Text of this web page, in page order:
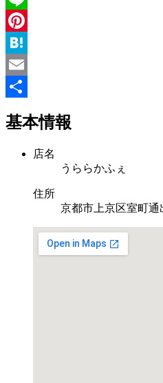
Line
Pinterest
Hatena
Email
有
基本情報
店名
うららかふぇ
住所
京都市上京区室町通